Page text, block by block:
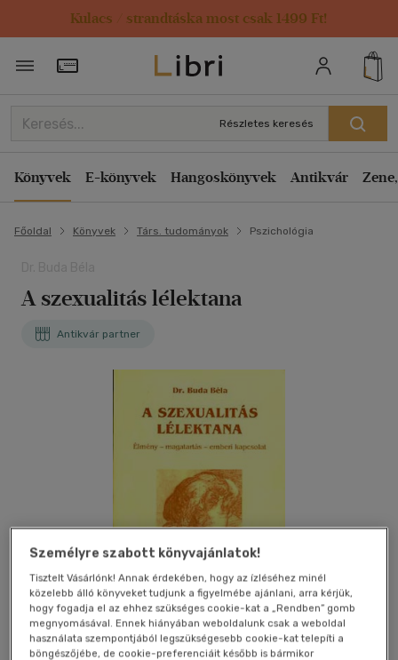
Kulacs / strandtáska most csak 1499 Ft!
Törzsvásárlói Kártya adatai
Részletes keresés
Könyvek E-könyvek Hangoskönyvek Antikvár
Főoldal Könyvek Társ. tudományok Pszichológia
A szexualitás lélektana
Antikvár partner
Személyre szabott könyvajánlatok!
Tisztelt Vásárlónk! Annak érdekében, hogy az ízléséhez minél
közelebb álló könyveket tudjunk a figyelmébe ajánlani, arra kérjük,
hogy fogadja el az ehhez szükséges cookie-kat a „Rendben” gomb
megnyomásával. Ennek hiányában weboldalunk csak a weboldal
használata szempontjából legszükségesebb cookie-kat telepíti a
böngészőjébe, de cookie-preferenciáit később is bármikor